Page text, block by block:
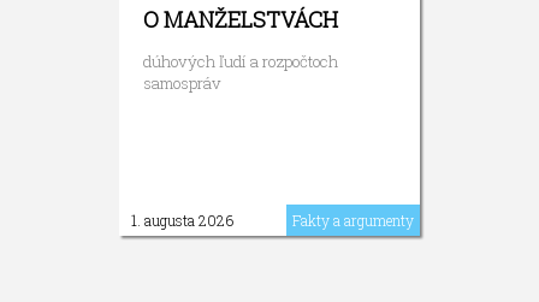
O MANŽELSTVÁCH
dúhových ľudí a rozpočtoch
samospráv
1. augusta 2026 Fakty a argumenty